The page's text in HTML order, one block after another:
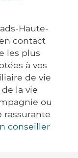
Haute-
contact
les plus
à vos
de vie
la vie
ou
rassurante
conseiller